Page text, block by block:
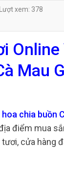
xem: 378
Mau
chia buồn
điểm mua
cửa hàng